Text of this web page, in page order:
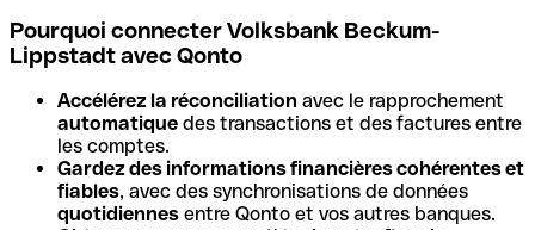
Pourquoi connecter Volksbank Beckum-
Lippstadt avec Qonto
Accélérez la réconciliation avec le rapprochement
automatique des transactions et des factures entre
les comptes.
Gardez des informations financières cohérentes et
fiables, avec des synchronisations de données
quotidiennes entre Qonto et vos autres banques.